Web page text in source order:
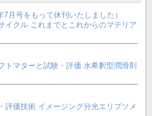
月号をもって休刊いたしました）
イクル これまでとこれからのマテリア
トマターと試験・評価 水希釈型潤滑剤
評価技術 イメージング分光エリプソメ